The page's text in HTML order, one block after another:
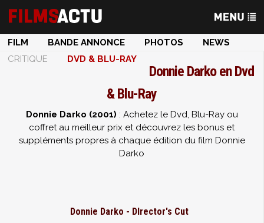
FILM BANDE ANNONCE PHOTOS
NEWS
CRITIQUE
DVD & BLU-RAY
Donnie Darko en Dvd
& Blu-Ray
Donnie Darko (2001) : Achetez le Dvd, Blu-Ray ou
coffret au meilleur prix et découvrez les bonus et
suppléments propres à chaque édition du film Donnie
Darko
Donnie Darko - DIrector's Cut